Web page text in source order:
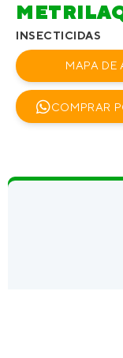
INSECTICIDAS
MAPA DE
COMPRAR